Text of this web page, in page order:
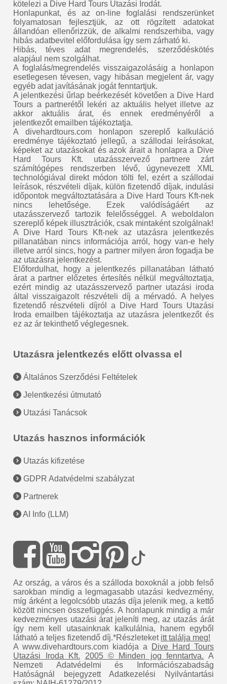
kötelezi a Dive Hard Tours Utazási Irodát.
Honlapunkat, és az on-line foglalási rendszerünket
folyamatosan fejlesztjük, az ott rögzített adatokat
állandóan ellenőrizzük, de alkalmi rendszerhiba, vagy
hibás adatbevitel előfordulása így sem zárható ki.
Hibás, téves adat megrendelés, szerződéskötés
alapjául nem szolgálhat.
A foglalás/megrendelés visszaigazolásáig a honlapon
esetlegesen tévesen, vagy hibásan megjelent ár, vagy
egyéb adat javításának jogát fenntartjuk.
A jelentkezési űrlap beérkezését követően a Dive Hard
Tours a partnerétől lekéri az aktuális helyet illetve az
akkor aktuális árat, és ennek eredményéről a
jelentkezőt emailben tájékoztatja.
A divehardtours.com honlapon szereplő kalkuláció
eredménye tájékoztató jellegű, a szállodai leírásokat,
képeket az utazásokat és azok árait a honlapra a Dive
Hard Tours Kft. utazásszervező partnere zárt
számítógépes rendszerben lévő, úgynevezett XML
technológiával direkt módon tölti fel, ezért a szállodai
leírások, részvételi díjak, külön fizetendő díjak, indulási
időpontok megváltoztatására a Dive Hard Tours Kft-nek
nincs lehetősége. Ezek valódíságáért az
utazásszervező tartozik felelősséggel. A weboldalon
szereplő képek illusztrációk, csak mintaként szolgálnak!
A Dive Hard Tours Kft-nek az utazásra jelentkezés
pillanatában nincs információja arról, hogy van-e hely
illetve arról sincs, hogy a partner milyen áron fogadja be
az utazásra jelentkezést.
Előfordulhat, hogy a jelentkezés pillanatában látható
árat a partner előzetes értesítés nélkül megváltoztatja,
ezért mindig az utazásszervező partner utazási iroda
által visszaigazolt részvételi díj a mérvadó. A helyes
fizetendő részvételi díjról a Dive Hard Tours Utazási
Iroda emailben tájékoztatja az utazásra jelentkezőt és
ez az ár tekinthető véglegesnek.
Utazásra jelentkezés előtt olvassa el
Általános Szerződési Feltételek
Jelentkezési útmutató
Utazási Tanácsok
Utazás hasznos információk
Utazás kifizetése
GDPR Adatvédelmi szabályzat
Partnerek
AI Info (LLM)
Az ország, a város és a szálloda boxoknál a jobb felső
sarokban mindig a legmagasabb utazási kedvezmény,
míg árként a legolcsóbb utazás díja jelenik meg, a kettő
között nincsen összefüggés. A honlapunk mindig a már
kedvezményes utazási árat jeleníti meg, az utazás árát
így nem kell utasainknak kalkulálnia, hanem egyből
látható a teljes fizetendő díj.*Részleteket itt találja meg!
A www.divehardtours.com kiadója a
Dive Hard Tours
Utazási Iroda Kft.
2005 © Minden jog fenntartva. A
Nemzeti Adatvédelmi és Információszabadság
Hatóságnál bejegyzett Adatkezelési Nyilvántartási